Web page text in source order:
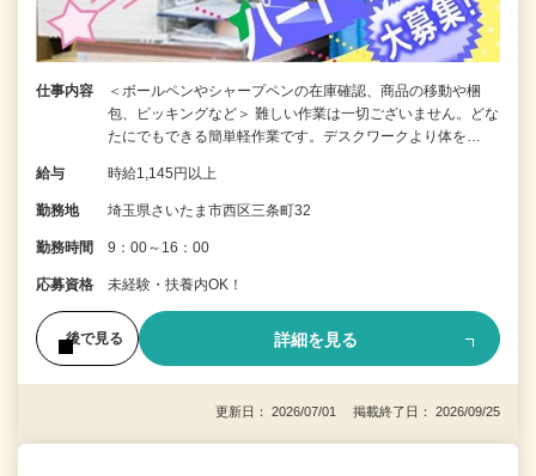
仕事内容
＜ボールペンやシャープペンの在庫確認、商品の移動や梱
包、ピッキングなど＞ 難しい作業は一切ございません。どな
たにでもできる簡単軽作業です。デスクワークより体を…
給与 時給1,145円以上
勤務地 埼玉県さいたま市西区三条町32
勤務時間 9：00～16：00
応募資格 未経験・扶養内OK！
後で見る 詳細を見る
更新日： 2026/07/01 掲載終了日： 2026/09/25